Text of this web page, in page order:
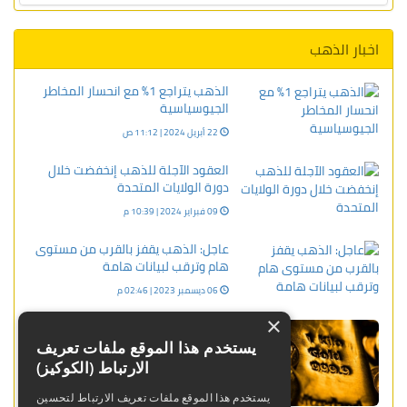
اخبار الذهب
الذهب يتراجع 1% مع انحسار المخاطر
الجيوسياسية
العقود الآجلة للذهب إنخفضت خلال
دورة الولايات المتحدة
عاجل: الذهب يقفز بالقرب من مستوى
هام وترقب لبيانات هامة
العملة الأمريكية
×
يستخدم هذا الموقع ملفات تعريف
الارتباط (الكوكيز)
يستخدم هذا الموقع ملفات تعريف الارتباط لتحسين